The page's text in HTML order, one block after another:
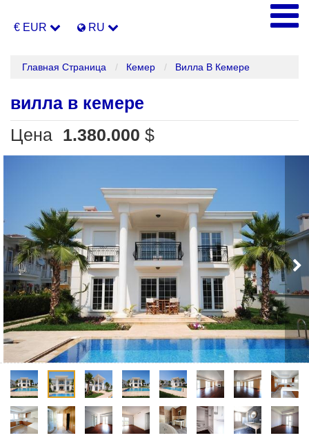
€ EUR RU
Главная Страница Кемер Вилла В Кемере
вилла в кемере
Цена 1.380.000 $